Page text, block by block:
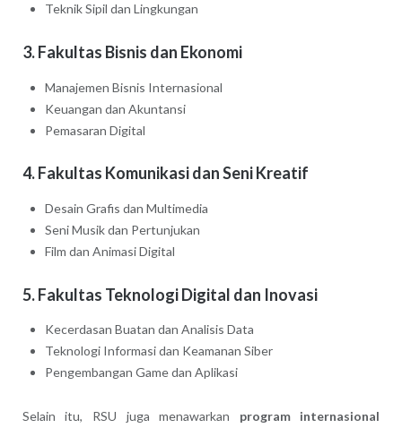
Teknik Sipil dan Lingkungan
3. Fakultas Bisnis dan Ekonomi
Manajemen Bisnis Internasional
Keuangan dan Akuntansi
Pemasaran Digital
4. Fakultas Komunikasi dan Seni Kreatif
Desain Grafis dan Multimedia
Seni Musik dan Pertunjukan
Film dan Animasi Digital
5. Fakultas Teknologi Digital dan Inovasi
Kecerdasan Buatan dan Analisis Data
Teknologi Informasi dan Keamanan Siber
Pengembangan Game dan Aplikasi
Selain itu, RSU juga menawarkan program internasional